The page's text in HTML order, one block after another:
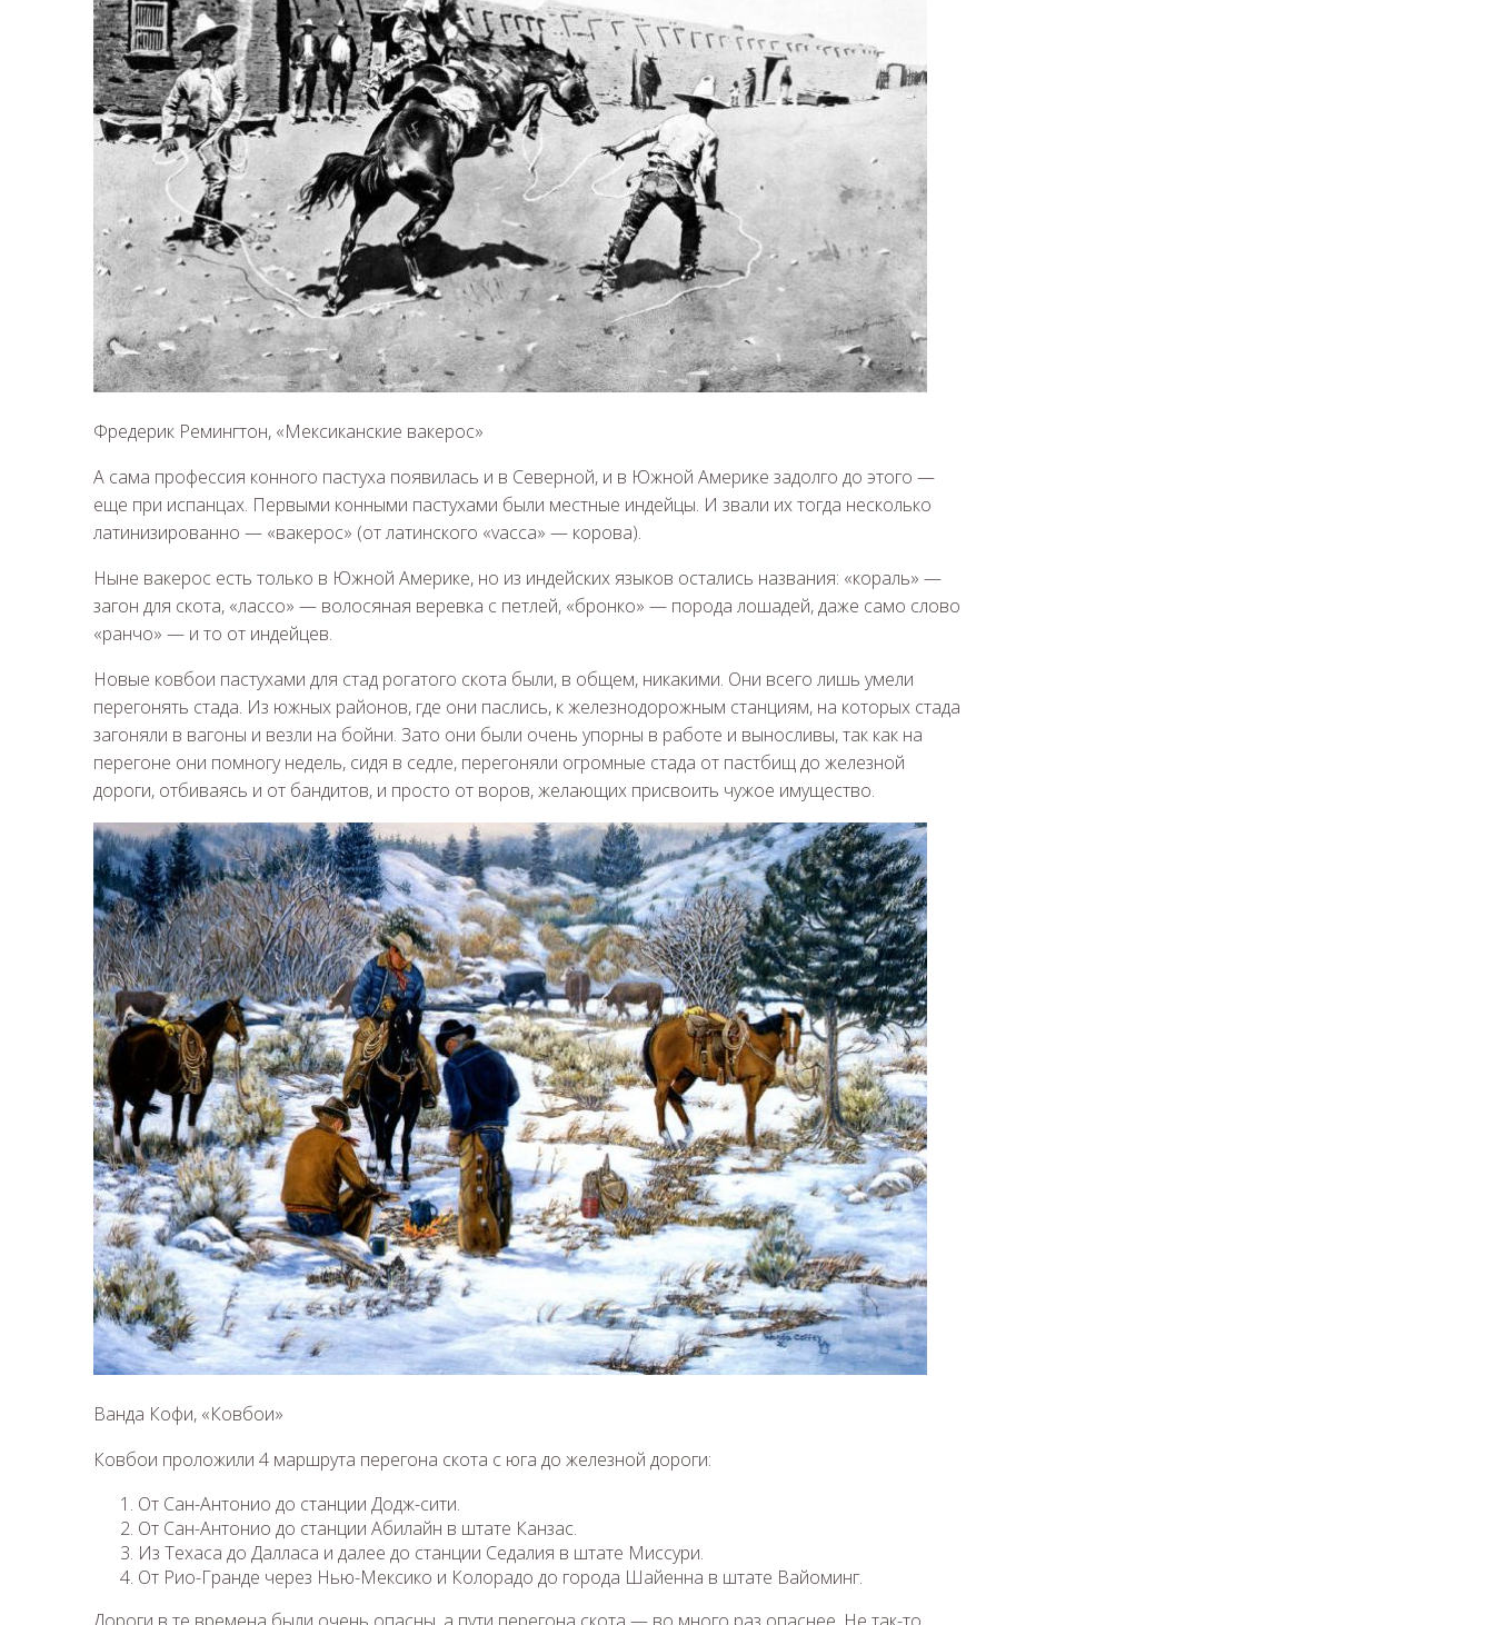
Фредерик Ремингтон, «Мексиканские вакерос»
А сама профессия конного пастуха появилась и в Северной, и в Южной Америке задолго до этого —
еще при испанцах. Первыми конными пастухами были местные индейцы. И звали их тогда несколько
латинизированно — «вакерос» (от латинского «vacca» — корова).
Ныне вакерос есть только в Южной Америке, но из индейских языков остались названия: «кораль» —
загон для скота, «лассо» — волосяная веревка с петлей, «бронко» — порода лошадей, даже само слово
«ранчо» — и то от индейцев.
Новые ковбои пастухами для стад рогатого скота были, в общем, никакими. Они всего лишь умели
перегонять стада. Из южных районов, где они паслись, к железнодорожным станциям, на которых стада
загоняли в вагоны и везли на бойни. Зато они были очень упорны в работе и выносливы, так как на
перегоне они помногу недель, сидя в седле, перегоняли огромные стада от пастбищ до железной
дороги, отбиваясь и от бандитов, и просто от воров, желающих присвоить чужое имущество.
Ванда Кофи, «Ковбои»
Ковбои проложили 4 маршрута перегона скота с юга до железной дороги:
От Сан-Антонио до станции Додж-сити.
От Сан-Антонио до станции Абилайн в штате Канзас.
Из Техаса до Далласа и далее до станции Седалия в штате Миссури.
От Рио-Гранде через Нью-Мексико и Колорадо до города Шайенна в штате Вайоминг.
Дороги в те времена были очень опасны, а пути перегона скота — во много раз опаснее. Не так-то